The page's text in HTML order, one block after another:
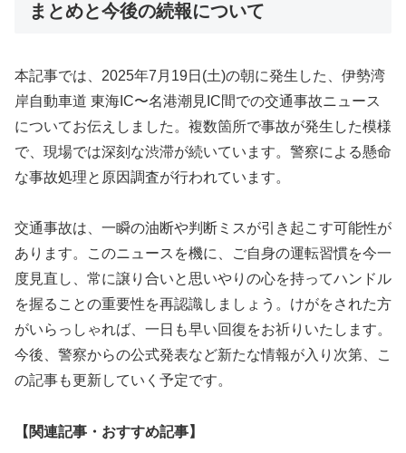
まとめと今後の続報について
本記事では、2025年7月19日(土)の朝に発生した、伊勢湾
岸自動車道 東海IC〜名港潮見IC間での交通事故ニュース
についてお伝えしました。複数箇所で事故が発生した模様
で、現場では深刻な渋滞が続いています。警察による懸命
な事故処理と原因調査が行われています。
交通事故は、一瞬の油断や判断ミスが引き起こす可能性が
あります。このニュースを機に、ご自身の運転習慣を今一
度見直し、常に譲り合いと思いやりの心を持ってハンドル
を握ることの重要性を再認識しましょう。けがをされた方
がいらっしゃれば、一日も早い回復をお祈りいたします。
今後、警察からの公式発表など新たな情報が入り次第、こ
の記事も更新していく予定です。
【関連記事・おすすめ記事】